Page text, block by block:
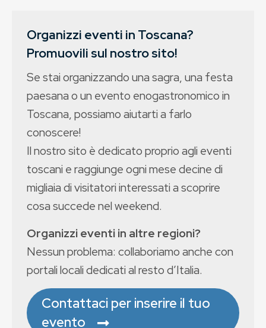
Organizzi eventi in Toscana?
Promuovili sul nostro sito!
Se stai organizzando una sagra, una festa
paesana o un evento enogastronomico in
Toscana, possiamo aiutarti a farlo
conoscere!
Il nostro sito è dedicato proprio agli eventi
toscani e raggiunge ogni mese decine di
migliaia di visitatori interessati a scoprire
cosa succede nel weekend.
Organizzi eventi in altre regioni?
Nessun problema: collaboriamo anche con
portali locali dedicati al resto d’Italia.
Contattaci per inserire il tuo
evento